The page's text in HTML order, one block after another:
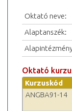
Oktató neve:
Alaptanszék:
Oktató
Kurzuskód
ANGBA91-14